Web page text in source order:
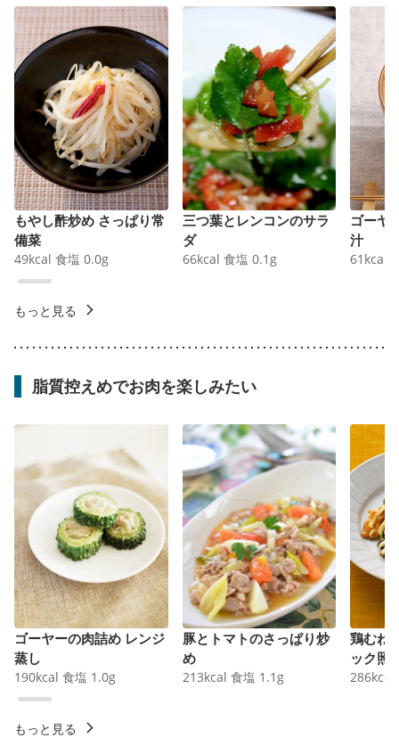
もやし酢炒め さっぱり常
備菜
49kcal 食塩 0.0g
三つ葉とレンコンのサラ
ダ
66kcal 食塩 0.1 g
ゴーヤ
汁
61 kcal
もっと見る
脂質控えめでお肉を楽しみたい
ゴーヤーの肉詰め レンジ
蒸し
190kcal 食塩 1.0g
豚とトマトのさっぱり炒
め
213kcal 食塩 1.1 g
鶏むね
ック照
286kcal
もっと見る